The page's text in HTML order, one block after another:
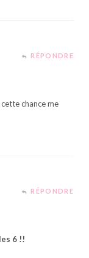
RÉPONDRE
chance me
RÉPONDRE
6 !!